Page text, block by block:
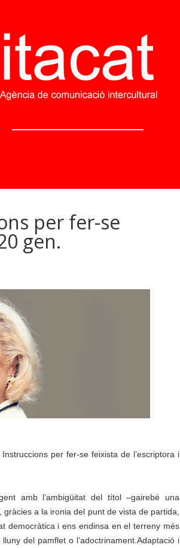
per fer-se
gen.
per fer-se feixista de l’escriptora i
amb l’ambigüitat del títol –gairebé una
a la ironia del punt de vista de partida,
democràtica i ens endinsa en el terreny més
del pamflet o l’adoctrinament.Adaptació i